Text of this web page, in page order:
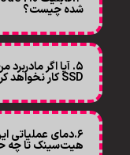
شده چیست؟
SSD کار نخواهد کرد؟
۶.دمای
هیت‌سینک تا چه